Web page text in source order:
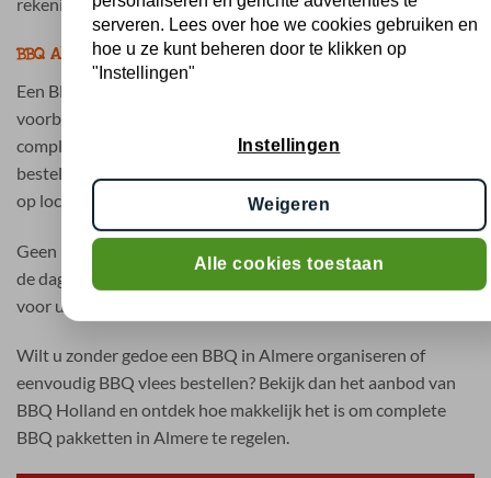
BBQ Almere bestellen zonder zorgen
Een BBQ organiseren in Almere hoeft geen tijdrovende
voorbereiding te zijn. Met BBQ Holland kiest u voor
complete BBQ pakketten waarbij alles vooraf geregeld is. U
bestelt eenvoudig online en ontvangt uw bestelling gekoeld
op locatie.
Geen losse inkopen, geen onduidelijkheden en geen stress op
de dag zelf. Gewoon een complete BBQ die goed geregeld is
voor u en uw gasten.
Wilt u zonder gedoe een BBQ in Almere organiseren of
eenvoudig BBQ vlees bestellen? Bekijk dan het aanbod van
BBQ Holland en ontdek hoe makkelijk het is om complete
BBQ pakketten in Almere te regelen.
serveren. Lees over hoe we cookies gebruiken en
hoe u ze kunt beheren door te klikken op
"Instellingen"
Instellingen
Weigeren
Alle cookies toestaan